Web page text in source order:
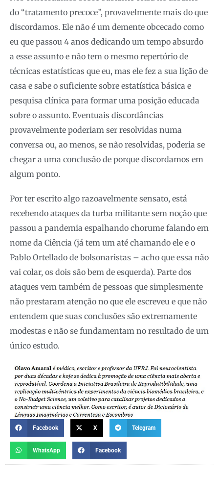
do “tratamento precoce”, provavelmente mais do que
discordamos. Ele não é um demente obcecado como
eu que passou 4 anos dedicando um tempo absurdo
a esse assunto e não tem o mesmo repertório de
técnicas estatísticas que eu, mas ele fez a sua lição de
casa e sabe o suficiente sobre estatística básica e
pesquisa clínica para formar uma posição educada
sobre o assunto. Eventuais discordâncias
provavelmente poderiam ser resolvidas numa
conversa ou, ao menos, se não resolvidas, poderia se
chegar a uma conclusão de porque discordamos em
algum ponto.
Por ter escrito algo razoavelmente sensato, está
recebendo ataques da turba militante sem noção que
passou a pandemia espalhando chorume falando em
nome da Ciência (já tem um até chamando ele e o
Pablo Ortellado de bolsonaristas – acho que essa não
vai colar, os dois são bem de esquerda). Parte dos
ataques vem também de pessoas que simplesmente
não prestaram atenção no que ele escreveu e que não
entendem que suas conclusões são extremamente
modestas e não se fundamentam no resultado de um
único estudo.
Facebook X Telegram
WhatsApp Facebook